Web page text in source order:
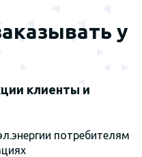
у
клиенты и
потребителям